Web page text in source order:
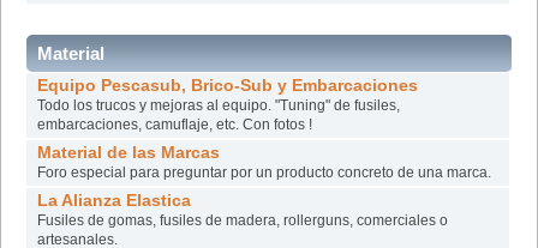
Material
Equipo Pescasub, Brico-Sub y Embarcaciones
Todo los trucos y mejoras al equipo. "Tuning" de fusiles,
embarcaciones, camuflaje, etc. Con fotos !
Material de las Marcas
Foro especial para preguntar por un producto concreto de una marca.
La Alianza Elastica
Fusiles de gomas, fusiles de madera, rollerguns, comerciales o
artesanales.